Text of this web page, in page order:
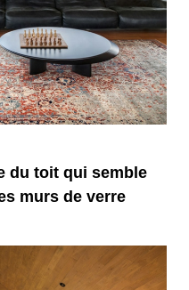
du toit qui semble
murs de verre